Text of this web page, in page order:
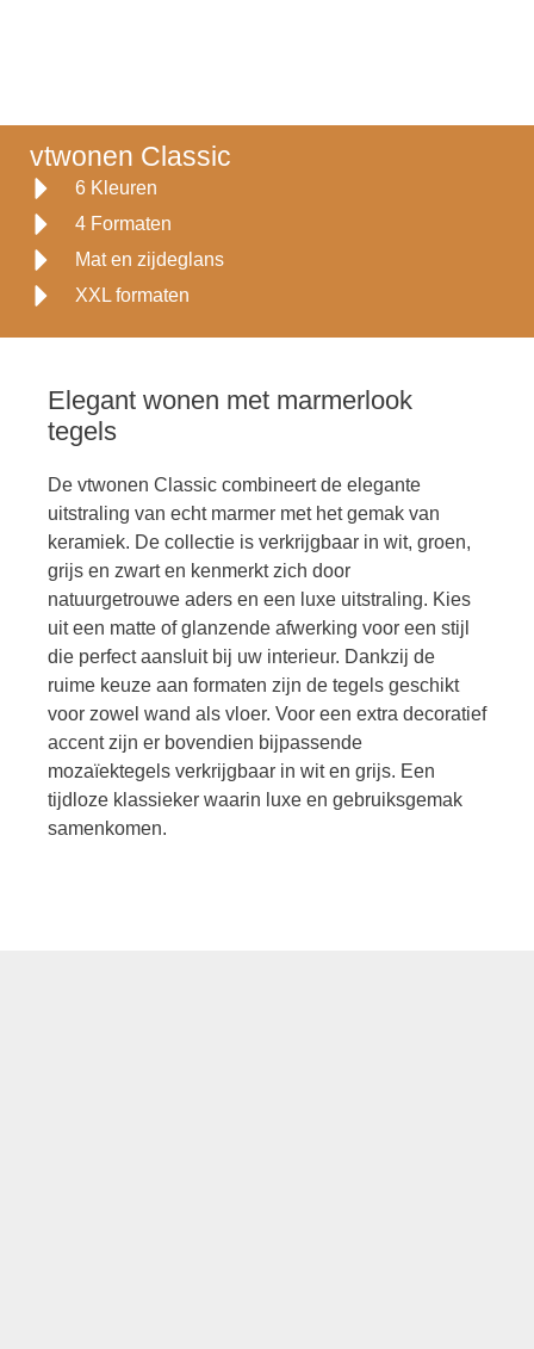
Elegant wonen met marmerlook
tegels
De vtwonen Classic combineert de elegante
uitstraling van echt marmer met het gemak van
keramiek. De collectie is verkrijgbaar in wit, groen,
grijs en zwart en kenmerkt zich door
natuurgetrouwe aders en een luxe uitstraling. Kies
uit een matte of glanzende afwerking voor een stijl
die perfect aansluit bij uw interieur. Dankzij de
ruime keuze aan formaten zijn de tegels geschikt
voor zowel wand als vloer. Voor een extra decoratief
accent zijn er bovendien bijpassende
mozaïektegels verkrijgbaar in wit en grijs. Een
tijdloze klassieker waarin luxe en gebruiksgemak
samenkomen.
vtwonen Classic
6 Kleuren
4 Formaten
Mat en zijdeglans
XXL formaten